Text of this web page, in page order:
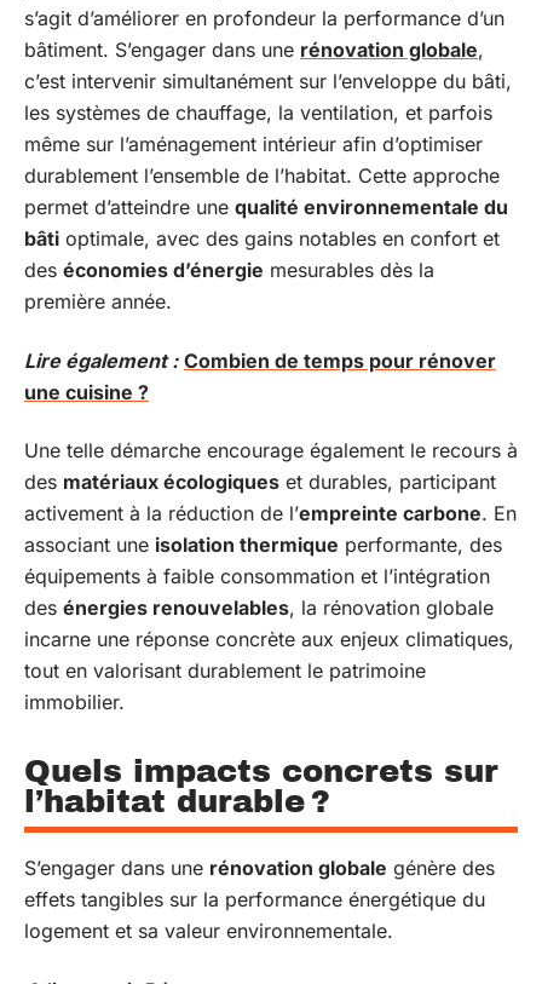
s’agit d’améliorer en profondeur la performance d’un
bâtiment. S’engager dans une rénovation globale,
c’est intervenir simultanément sur l’enveloppe du bâti,
les systèmes de chauffage, la ventilation, et parfois
même sur l’aménagement intérieur afin d’optimiser
durablement l’ensemble de l’habitat. Cette approche
permet d’atteindre une qualité environnementale du
bâti optimale, avec des gains notables en confort et
des économies d’énergie mesurables dès la
première année.
Lire également : Combien de temps pour rénover
une cuisine ?
Une telle démarche encourage également le recours à
des matériaux écologiques et durables, participant
activement à la réduction de l’empreinte carbone. En
associant une isolation thermique performante, des
équipements à faible consommation et l’intégration
des énergies renouvelables, la rénovation globale
incarne une réponse concrète aux enjeux climatiques,
tout en valorisant durablement le patrimoine
immobilier.
Quels impacts concrets sur
l’habitat durable ?
S’engager dans une rénovation globale génère des
effets tangibles sur la performance énergétique du
logement et sa valeur environnementale.